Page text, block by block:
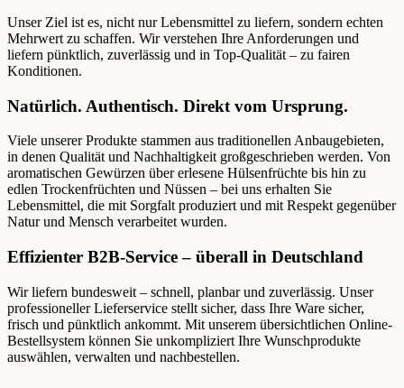
Unser Ziel ist es, nicht nur Lebensmittel zu liefern, sondern echten
Mehrwert zu schaffen. Wir verstehen Ihre Anforderungen und
liefern pünktlich, zuverlässig und in Top-Qualität – zu fairen
Konditionen.
Natürlich. Authentisch. Direkt vom Ursprung.
Viele unserer Produkte stammen aus traditionellen Anbaugebieten,
in denen Qualität und Nachhaltigkeit großgeschrieben werden. Von
aromatischen Gewürzen über erlesene Hülsenfrüchte bis hin zu
edlen Trockenfrüchten und Nüssen – bei uns erhalten Sie
Lebensmittel, die mit Sorgfalt produziert und mit Respekt gegenüber
Natur und Mensch verarbeitet wurden.
Effizienter B2B-Service – überall in Deutschland
Wir liefern bundesweit – schnell, planbar und zuverlässig. Unser
professioneller Lieferservice stellt sicher, dass Ihre Ware sicher,
frisch und pünktlich ankommt. Mit unserem übersichtlichen Online-
Bestellsystem können Sie unkompliziert Ihre Wunschprodukte
auswählen, verwalten und nachbestellen.